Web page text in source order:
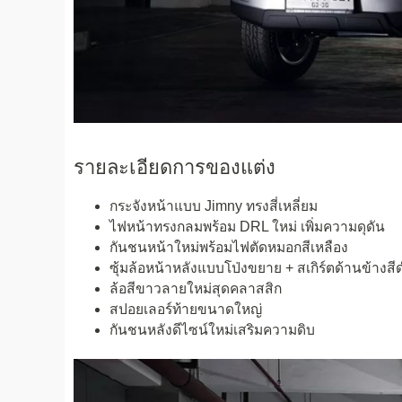
รายละเอียดการของแต่ง
กระจังหน้าแบบ Jimny ทรงสี่เหลี่ยม
ไฟหน้าทรงกลมพร้อม DRL ใหม่ เพิ่มความดุดัน
กันชนหน้าใหม่พร้อมไฟตัดหมอกสีเหลือง
ซุ้มล้อหน้าหลังแบบโป่งขยาย + สเกิร์ตด้านข้างสี
ล้อสีขาวลายใหม่สุดคลาสสิก
สปอยเลอร์ท้ายขนาดใหญ่
กันชนหลังดีไซน์ใหม่เสริมความดิบ